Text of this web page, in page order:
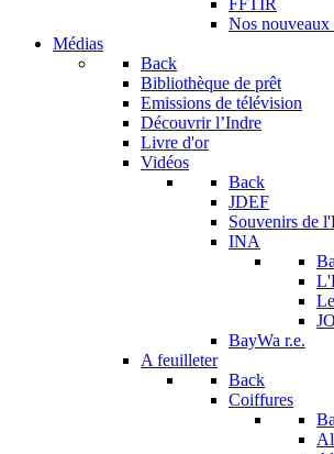
FFTIR
Nos nouveaux
Médias
Back
Bibliothèque de prêt
Emissions de télévision
Découvrir l’Indre
Livre d'or
Vidéos
Back
JDEF
Souvenirs de
INA
BayWa r.e.
A feuilleter
Back
Coiffures